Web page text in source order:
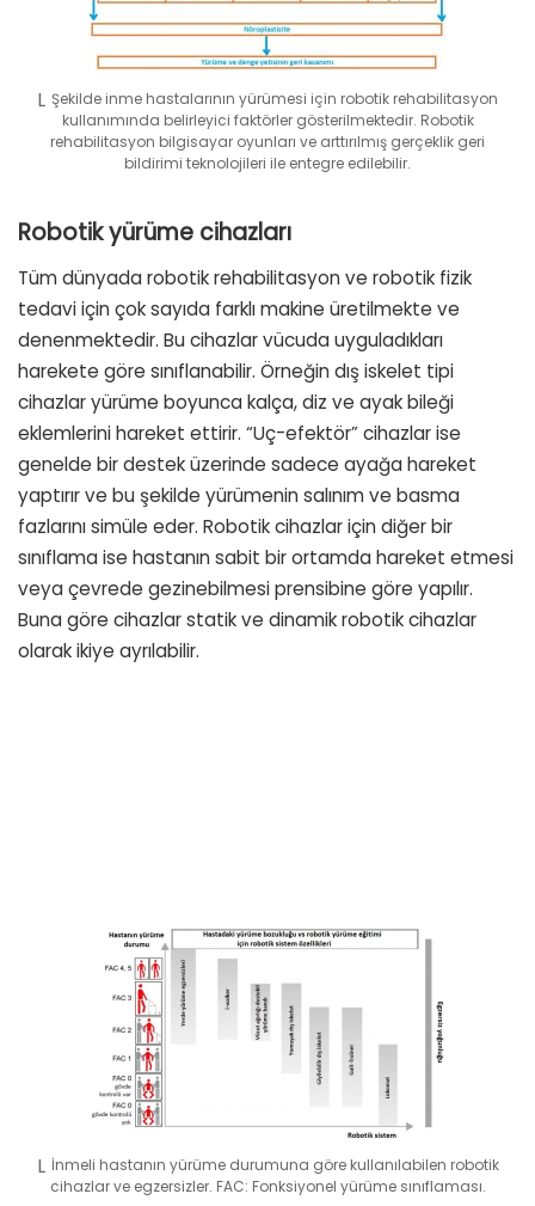
Şekilde inme hastalarının yürümesi için robotik rehabilitasyon
kullanımında belirleyici faktörler gösterilmektedir. Robotik
rehabilitasyon bilgisayar oyunları ve arttırılmış gerçeklik geri
bildirimi teknolojileri ile entegre edilebilir.
Robotik yürüme cihazları
Tüm dünyada robotik rehabilitasyon ve robotik fizik
tedavi için çok sayıda farklı makine üretilmekte ve
denenmektedir. Bu cihazlar vücuda uyguladıkları
harekete göre sınıflanabilir. Örneğin dış iskelet tipi
cihazlar yürüme boyunca kalça, diz ve ayak bileği
eklemlerini hareket ettirir. “Uç-efektör” cihazlar ise
genelde bir destek üzerinde sadece ayağa hareket
yaptırır ve bu şekilde yürümenin salınım ve basma
fazlarını simüle eder. Robotik cihazlar için diğer bir
sınıflama ise hastanın sabit bir ortamda hareket etmesi
veya çevrede gezinebilmesi prensibine göre yapılır.
Buna göre cihazlar statik ve dinamik robotik cihazlar
olarak ikiye ayrılabilir.
İnmeli hastanın yürüme durumuna göre kullanılabilen robotik
cihazlar ve egzersizler. FAC: Fonksiyonel yürüme sınıflaması.